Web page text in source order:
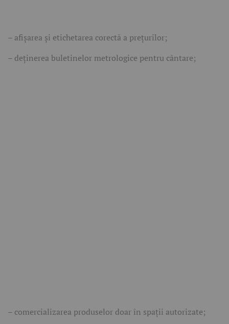
– afișarea și etichetarea corectă a prețurilor;
– deținerea buletinelor metrologice pentru cântare;
– comercializarea produselor doar în spații autorizate;